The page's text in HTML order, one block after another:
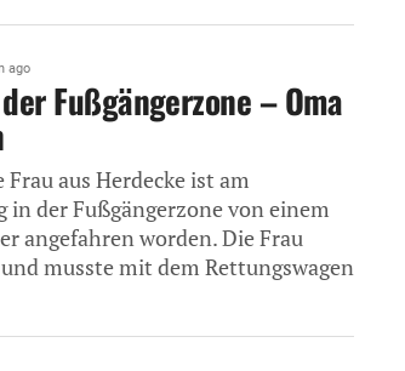
ago
Fußgängerzone – Oma
aus Herdecke ist am
in der Fußgängerzone von einem
angefahren worden. Die Frau
musste mit dem Rettungswagen